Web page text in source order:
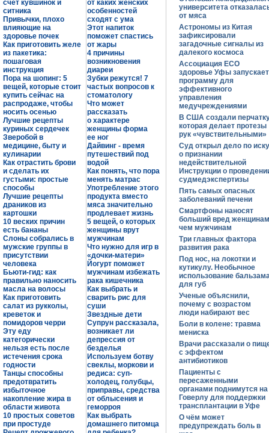
университета
от мяса
Астрономы из Китая
зафиксировали
загадочные сигналы из
далекого космоса
Ассоциация ЕСО
здоровье Уфы запускает
программу для
эффективного
управления
медучреждениями
В США создали
которая делает протезы
рук «чувствительными»
Суд открыл дело по иску
о признании
недействительной
Инструкции о
судмедэкспертизы
Пять самых опасных
заболеваний печени
Смартфоны наносят
больший вред
чем мужчинам
Три главных фактора
развития рака
Под нос, на локотки и
кутикулу. Необычное
использование
для губ
Ученые объяснили,
почему с возрастом
люди набирают вес
Боли в колене: травма
мениска
Врачи рассказали о
с эффектом
антибиотиков
Пациенты с
пересаженными
органами поднимутся на
Говерлу для поддержки
трансплантации в Уфе
О чём может
предупреждать боль в
счет кувшинок и
ситника
Привычки, плохо
влияющие на
здоровье почек
Как приготовить желе
из пакетика:
пошаговая
инструкция
Пора на шопинг: 5
вещей, которые стоит
купить сейчас на
распродаже, чтобы
носить осенью
Лучшие рецепты
куриных сердечек
Зверобой в
медицине, быту и
кулинарии
Как отрастить брови
и сделать их
густыми: простые
способы
Лучшие рецепты
драников из
картошки
10 веских причин
есть бананы
Слоны собрались в
мужские группы в
присутствии
человека
Бьюти-гид: как
правильно наносить
масла на волосы
Как приготовить
салат из рукколы,
креветок и
помидоров черри
Эту еду
категорически
нельзя есть после
истечения срока
годности
Танцы способны
предотвратить
избыточное
накопление жира в
области живота
10 простых советов
при простуде
от каких женских
особенностей
сходят с ума
Этот напиток
поможет спастись
от жары
4 причины
возникновения
диареи
Зубки режутся! 7
частых вопросов к
стоматологу
Что может
рассказать
о характере
женщины форма
ее ног
Дайвинг - время
путешествий под
водой
Как понять, что пора
менять матрас
Употребление этого
продукта вместо
мяса значительно
продлевает жизнь
5 вещей, о которых
женщины врут
мужчинам
Что нужно для игр в
«дочки-матери»
Йогурт поможет
мужчинам избежать
рака кишечника
Как выбрать и
сварить рис для
суши
Звездные дети
Супрун рассказала,
возникает ли
депрессия от
безделья
Используем ботву
свеклы, моркови и
редиса: суп-
холодец, голубцы,
приправы, средства
от облысения и
геморроя
Как выбрать
домашнего питомца